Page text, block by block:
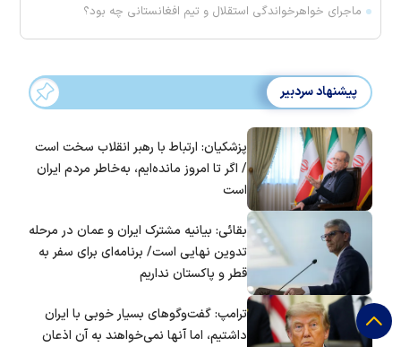
ماجرای خواهرخواندگی استقلال و تیم افغانستانی چه بود؟
پیشنهاد سردبیر
پزشکیان: ارتباط با رهبر انقلاب سخت است
/ اگر تا امروز مانده‌ایم، به‌خاطر مردم ایران
است
بقائی: بیانیه مشترک ایران و عمان در مرحله
تدوین نهایی است/ برنامه‌ای برای سفر به
قطر و پاکستان نداریم
ترامپ: گفت‌و‌گو‌های بسیار خوبی با ایران
داشتیم، اما آنها نمی‌خواهند به آن اذعان